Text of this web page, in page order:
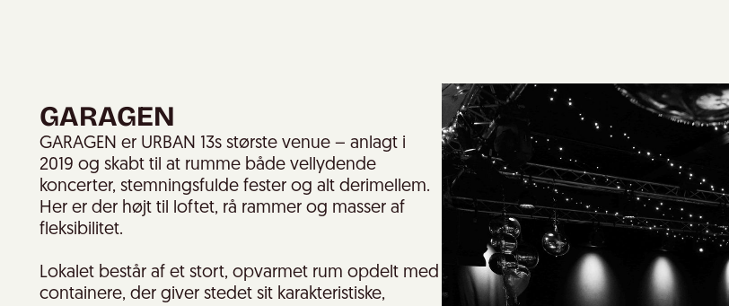
GARAGEN
GARAGEN er URBAN 13s største venue – anlagt i
2019 og skabt til at rumme både vellydende
koncerter, stemningsfulde fester og alt derimellem.
Her er der højt til loftet, rå rammer og masser af
fleksibilitet.
Lokalet består af et stort, opvarmet rum opdelt med
containere, der giver stedet sit karakteristiske,